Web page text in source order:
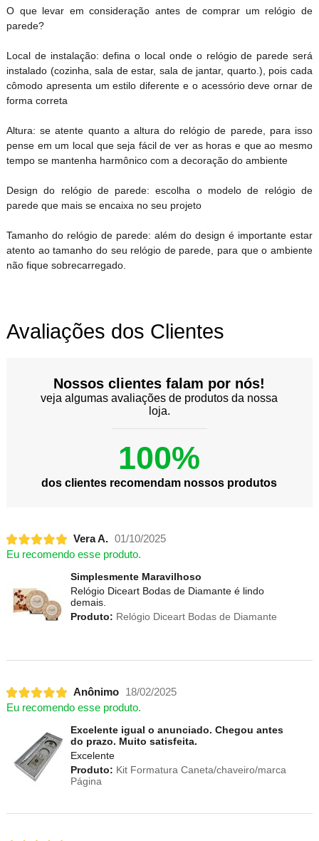
O que levar em consideração antes de comprar um relógio de
parede?
Local de instalação: defina o local onde o relógio de parede será
instalado (cozinha, sala de estar, sala de jantar, quarto.), pois cada
cômodo apresenta um estilo diferente e o acessório deve ornar de
forma correta
Altura: se atente quanto a altura do relógio de parede, para isso
pense em um local que seja fácil de ver as horas e que ao mesmo
tempo se mantenha harmônico com a decoração do ambiente
Design do relógio de parede: escolha o modelo de relógio de
parede que mais se encaixa no seu projeto
Tamanho do relógio de parede: além do design é importante estar
atento ao tamanho do seu relógio de parede, para que o ambiente
não fique sobrecarregado.
Avaliações dos Clientes
Nossos clientes falam por nós!
veja algumas avaliações de produtos da nossa
loja.
100%
dos clientes recomendam nossos produtos
Vera A. 01/10/2025
Eu recomendo esse produto.
Simplesmente Maravilhoso
Relógio Diceart Bodas de Diamante é lindo
demais.
Produto: Relógio Diceart Bodas de Diamante
Anônimo
18/02/2025
Eu recomendo esse produto.
Excelente igual o anunciado. Chegou antes
do prazo. Muito satisfeita.
Excelente
Produto: Kit Formatura Caneta/chaveiro/marca
Página